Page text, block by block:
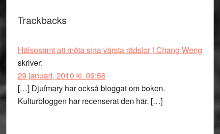
Trackbacks
Hälsosamt att möta sina värsta rädslor | Chang Weng
skriver:
29 januari, 2010 kl. 09:56
[…] Djufmary har också bloggat om boken.
Kulturbloggen har recenserat den här. […]